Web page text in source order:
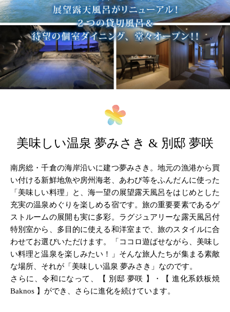
美味しい温泉 夢みさき & 別邸 夢咲
南房総・千倉の海岸沿いに建つ夢みさき。地元の漁港から買
い付ける新鮮地魚や房州海老、あわび等をふんだんに使った
「美味しい料理」と、海一望の展望露天風呂をはじめとした
充実の温泉めぐりを楽しめる宿です。旅の重要要素であるゲ
ストルームの展開も実に多彩。ラグジュアリーな露天風呂付
特別室から、多目的に使える和洋室まで、旅のスタイルに合
わせてお選びいただけます。「ココロ遊ばせながら、美味し
い料理と温泉を楽しみたい！」そんな旅人たちが集まる素敵
な場所、それが「美味しい温泉 夢みさき」なのです。
さらに、令和になって、【 別邸 夢咲 】・【 進化系鉄板焼
Baknos 】ができ、さらに進化を続けています。